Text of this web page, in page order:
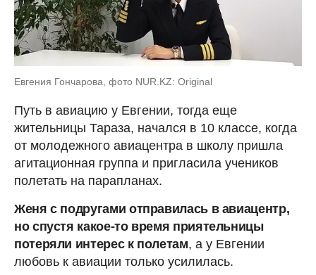
Евгения Гончарова, фото NUR.KZ: Original
Путь в авиацию у Евгении, тогда еще
жительницы Тараза, начался в 10 классе, когда
от молодежного авиацентра в школу пришла
агитационная группа и пригласила учеников
полетать на парапланах.
Женя с подругами отправилась в авиацентр,
но спустя какое-то время приятельницы
потеряли интерес к полетам, а у Евгении
любовь к авиации только усилилась.